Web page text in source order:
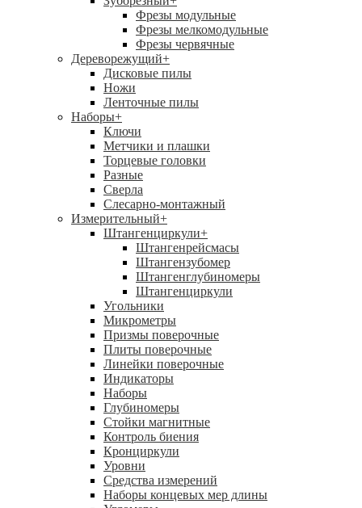
Фрезы модульные
Фрезы мелкомодульные
Фрезы червячные
Дереворежущий+
Дисковые пилы
Ножи
Ленточные пилы
Наборы+
Ключи
Метчики и плашки
Торцевые головки
Разные
Сверла
Слесарно-монтажный
Измерительный+
Штангенциркули+
Штангенрейсмасы
Штангензубомер
Штангенглубиномеры
Штангенциркули
Угольники
Микрометры
Призмы поверочные
Плиты поверочные
Линейки поверочные
Индикаторы
Наборы
Глубиномеры
Стойки магнитные
Контроль биения
Кронциркули
Уровни
Средства измерений
Наборы концевых мер длины